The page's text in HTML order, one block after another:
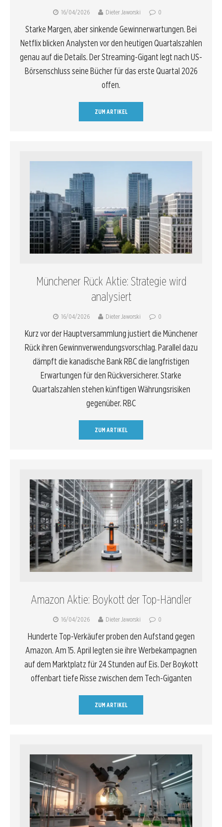
16/04/2026 Dieter Jaworski 0
Starke Margen, aber sinkende Gewinnerwartungen. Bei
Netflix blicken Analysten vor den heutigen Quartalszahlen
genau auf die Details. Der Streaming-Gigant legt nach US-
Börsenschluss seine Bücher für das erste Quartal 2026
offen.
ZUM ARTIKEL
Münchener Rück Aktie: Strategie wird
analysiert
16/04/2026 Dieter Jaworski 0
Kurz vor der Hauptversammlung justiert die Münchener
Rück ihren Gewinnverwendungsvorschlag. Parallel dazu
dämpft die kanadische Bank RBC die langfristigen
Erwartungen für den Rückversicherer. Starke
Quartalszahlen stehen künftigen Währungsrisiken
gegenüber. RBC
ZUM ARTIKEL
Amazon Aktie: Boykott der Top-Händler
16/04/2026 Dieter Jaworski 0
Hunderte Top-Verkäufer proben den Aufstand gegen
Amazon. Am 15. April legten sie ihre Werbekampagnen
auf dem Marktplatz für 24 Stunden auf Eis. Der Boykott
offenbart tiefe Risse zwischen dem Tech-Giganten
ZUM ARTIKEL